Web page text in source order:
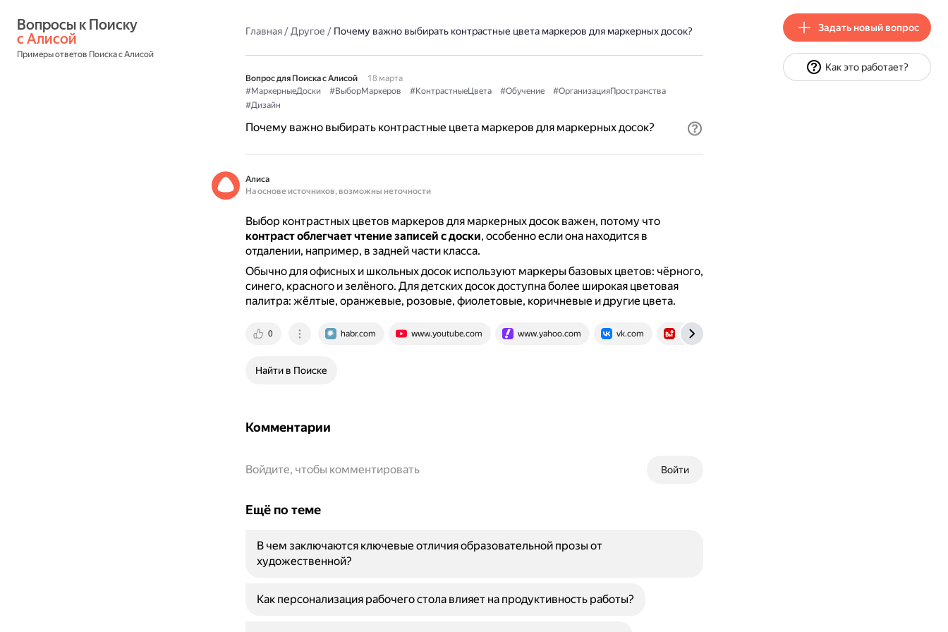
с Алисой
Примеры ответов Поиска с Алисой
Главная/Другое / Почему важно выбирать контрастные цвета маркеров для маркерных досок?
Вопрос для Поиска с Алисой
18 марта
#МаркерныеДоски
#ВыборМаркеров #КонтрастныеЦвета #Обучение
#ОрганизацияПространства
#Дизайн
Почему важно выбирать контрастные цвета маркеров для маркерных досок?
Алиса
На основе источников, возможны неточности
Выбор контрастных цветов маркеров для маркерных досок важен, потому что
контраст облегчает чтение записей с доски, особенно если она находится в
отдалении, например, в задней части класса.
Обычно для офисных и школьных досок используют маркеры базовых цветов: чёрного,
синего, красного и зелёного. Для детских досок доступна более широкая цветовая
палитра: жёлтые, оранжевые, розовые, фиолетовые, коричневые и другие цвета.
0 habr.com www.youtube.com www.yahoo.com vk.com www.vseinstrumenti.ru
Найти в Поиске
Комментарии
Войти
Войдите, чтобы комментировать
Ещё по теме
В чем заключаются ключевые отличия образовательной прозы от
художественной?
Как персонализация рабочего стола влияет на продуктивность работы?
Задать новый вопрос
Как это работает?